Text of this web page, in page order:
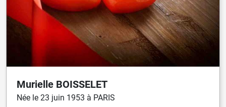
Murielle BOISSELET
Née le 23 juin 1953 à PARIS